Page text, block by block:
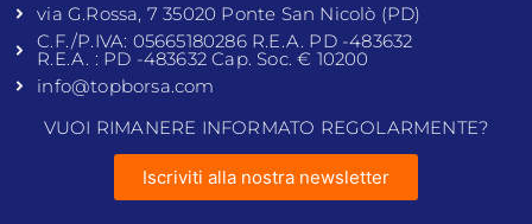
via G.Rossa, 7 35020 Ponte San Nicolò (PD)
C.F./P.IVA: 05665180286 R.E.A. PD -483632
R.E.A. : PD -483632 Cap. Soc. € 10200
info@topborsa.com
VUOI RIMANERE INFORMATO REGOLARMENTE?
Iscriviti alla nostra newsletter